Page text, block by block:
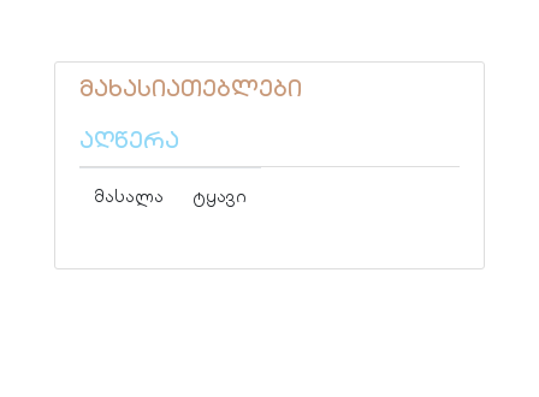
მახასიათებლები
აღწერა
მასალა ტყავი